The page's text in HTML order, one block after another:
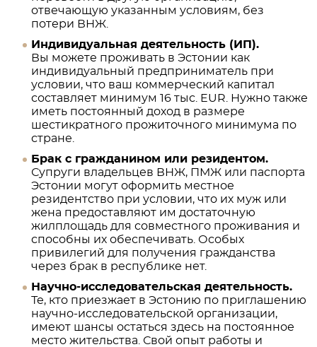
отвечающую указанным условиям, без
потери ВНЖ.
Индивидуальная деятельность (ИП).
Вы можете проживать в Эстонии как
индивидуальный предприниматель при
условии, что ваш коммерческий капитал
составляет минимум 16 тыс. EUR. Нужно также
иметь постоянный доход в размере
шестикратного прожиточного минимума по
стране.
Брак с гражданином или резидентом.
Супруги владельцев ВНЖ, ПМЖ или паспорта
Эстонии могут оформить местное
резидентство при условии, что их муж или
жена предоставляют им достаточную
жилплощадь для совместного проживания и
способны их обеспечивать. Особых
привилегий для получения гражданства
через брак в республике нет.
Научно-исследовательская деятельность.
Те, кто приезжает в Эстонию по приглашению
научно-исследовательской организации,
имеют шансы остаться здесь на постоянное
место жительства. Свой опыт работы и